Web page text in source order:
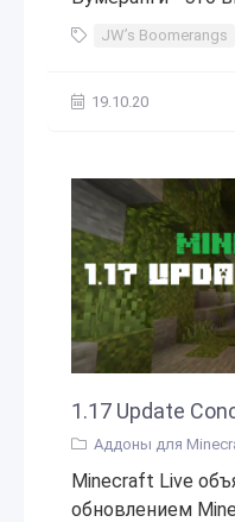
JW’s Boomerangs
19.10.20
1.17 Update
Аддоны для
Minecraft Live
обновлением